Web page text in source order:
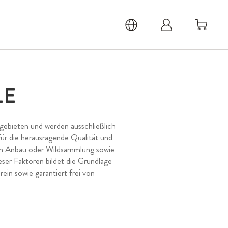
und werden ausschließlich
die herausragende Qualität und
oder Wildsammlung sowie
Faktoren bildet die Grundlage
sowie garantiert frei von